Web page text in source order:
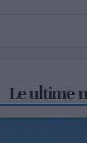
Le ultime